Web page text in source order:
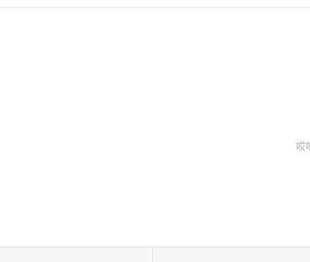
哎